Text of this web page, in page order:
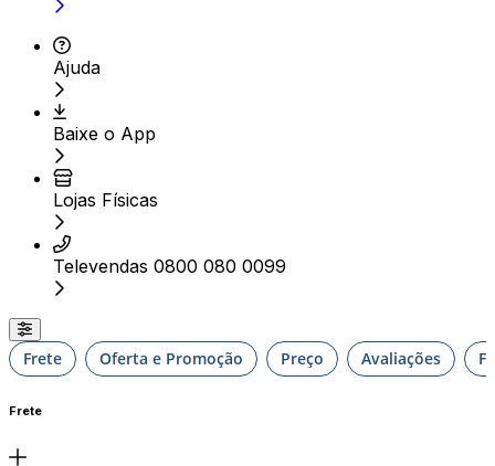
Ajuda
Baixe o App
Lojas Físicas
Televendas 0800 080 0099
Frete Oferta e Promoção Preço Avaliações
Frete